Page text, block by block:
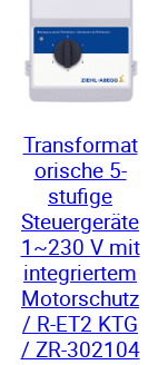
Transformat
orische 5-
stufige
Steuergeräte
1~230 V mit
integriertem
Motorschutz
/ R-ET2 KTG
/ ZR-302104